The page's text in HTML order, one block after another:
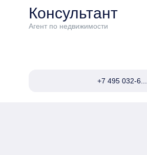
Консультант
Агент по недвижимости
+7 495 032-6...